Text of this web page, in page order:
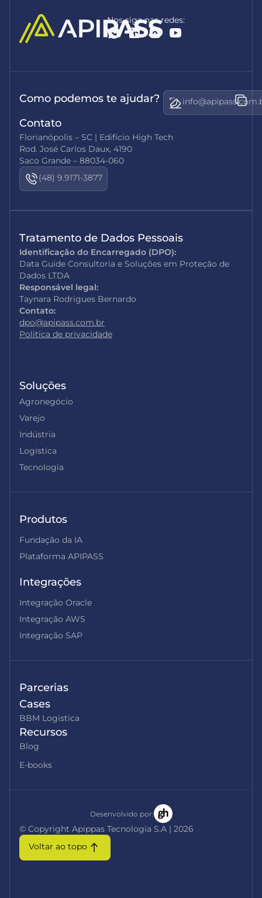
Nos siga nas redes:
Como podemos te ajudar?
Contato
Florianópolis – SC | Edifício High Tech
Rod. José Carlos Daux, 4190
Saco Grande – 88034-060
(48) 9.9171-3877
Soluções
Agronegócio
Varejo
Indústria
Logística
Tecnologia
Produtos
Fundação da IA
Plataforma APIPASS
Integrações
Integração Oracle
Integração AWS
Integração SAP
Parcerias
Cases
BBM Logistica
Recursos
Blog
E-books
Tratamento de Dados Pessoais
Identificação do Encarregado (DPO):
Data Guide Consultoria e Soluções em Proteção de
Dados LTDA
Responsável legal:
Taynara Rodrigues Bernardo
Contato:
dpo@apipass.com.br
Politica de privacidade
Desenvolvido por:
© Copyright Apippas Tecnologia S.A | 2026
Voltar ao topo